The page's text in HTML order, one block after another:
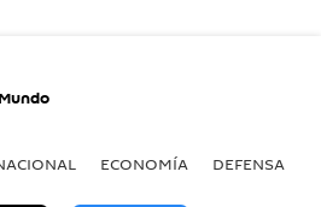
Mundo
ECONOMÍA DEFENSA